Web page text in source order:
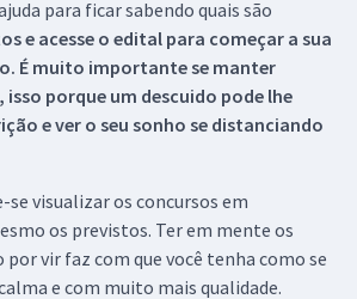
para ficar sabendo quais são
e acesse o edital para começar a sua
É muito importante se manter
porque um descuido pode lhe
e ver o seu sonho se distanciando
se visualizar os concursos em
os previstos. Ter em mente os
por vir faz com que você tenha como se
e com muito mais qualidade.